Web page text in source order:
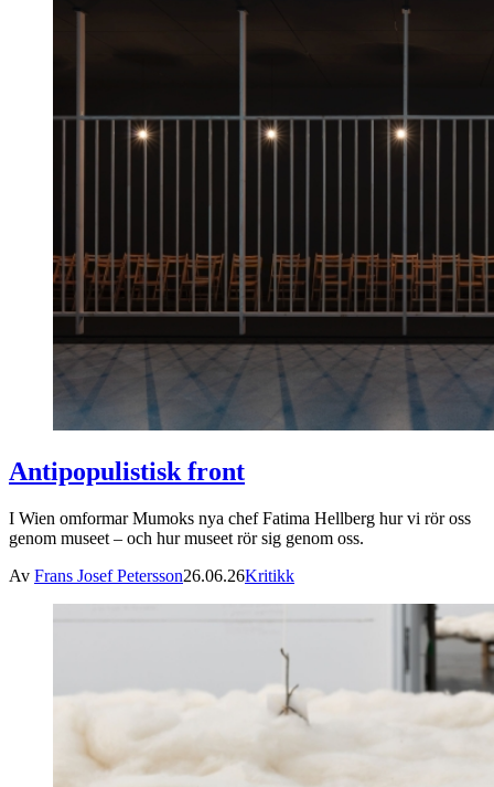
Antipopulistisk front
I Wien omformar Mumoks nya chef Fatima Hellberg hur vi rör oss
genom museet – och hur museet rör sig genom oss.
Av Frans Josef Petersson26.06.26Kritikk